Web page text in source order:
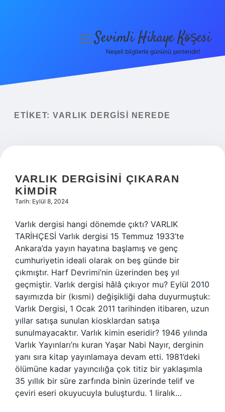
Yasal Uyarı
menüyüSevimli Hikaye Köşesi
Neşeli bilgilerle gününü şenlendir!
ETIKET: VARLIK DERGISI NEREDE
VARLIK DERGISINI ÇIKARAN
KIMDIR
Tarih: Eylül 8, 2024
Varlık dergisi hangi dönemde çıktı? VARLIK
TARİHÇESİ Varlık dergisi 15 Temmuz 1933’te
Ankara’da yayın hayatına başlamış ve genç
cumhuriyetin ideali olarak on beş günde bir
çıkmıştır. Harf Devrimi’nin üzerinden beş yıl
geçmiştir. Varlık dergisi hâlâ çıkıyor mu? Eylül 2010
sayımızda bir (kısmi) değişikliği daha duyurmuştuk:
Varlık Dergisi, 1 Ocak 2011 tarihinden itibaren, uzun
yıllar satışa sunulan kiosklardan satışa
sunulmayacaktır. Varlık kimin eseridir? 1946 yılında
Varlık Yayınları’nı kuran Yaşar Nabi Nayır, derginin
yanı sıra kitap yayınlamaya devam etti. 1981’deki
ölümüne kadar yayıncılığa çok titiz bir yaklaşımla
35 yıllık bir süre zarfında binin üzerinde telif ve
çeviri eseri okuyucuyla buluşturdu. 1 liralık…